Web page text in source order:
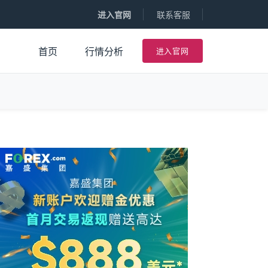
进入官网 联系客服
首页 行情分析 进入官网